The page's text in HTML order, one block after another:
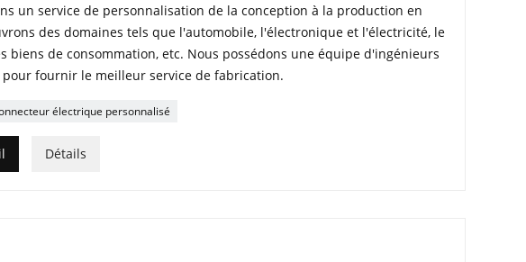
un service de personnalisation de la conception à la production en
des domaines tels que l'automobile, l'électronique et l'électricité, le
biens de consommation, etc. Nous possédons une équipe d'ingénieurs
fournir le meilleur service de fabrication.
électrique personnalisé
Détails